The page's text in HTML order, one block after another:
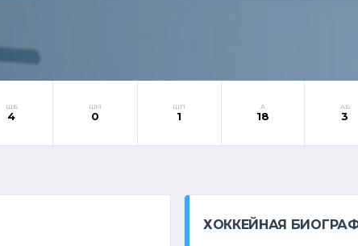
ШБ
4
ШМ
0
ШП
1
А
18
АБ
3
ХОККЕЙНАЯ